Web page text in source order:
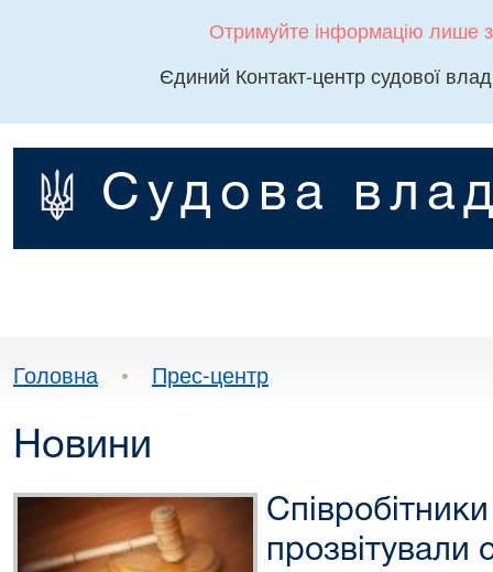
Отримуйте інформацію лише
Єдиний Контакт-центр судової
Судова
Головна • Прес-центр
Новини
прозвітували